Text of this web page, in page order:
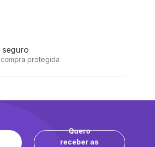
seguro
protegida
Quero
receber as